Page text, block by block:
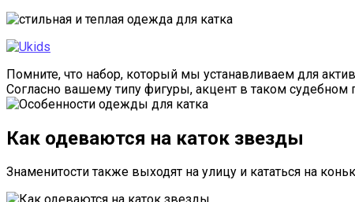
Помните, что набор, который мы устанавливаем для
Согласно вашему типу фигуры, акцент в таком судебном
Как одеваются на каток звезды
Знаменитости также выходят на улицу и кататься на